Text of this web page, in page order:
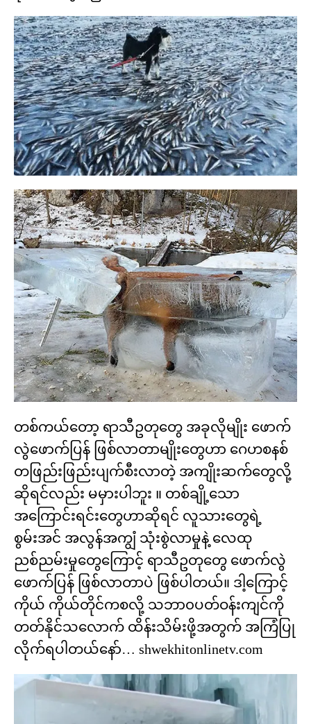
တစ်ကယ်တော့ ရာသီဥတုတွေ အခုလိုမျိုး ဖောက်
လွဲဖောက်ပြန် ဖြစ်လာတာမျိုးတွေဟာ ဂေဟစနစ်
တဖြည်းဖြည်းပျက်စီးလာတဲ့ အကျိုးဆက်တွေလို့
ဆိုရင်လည်း မမှားပါဘူး ။ တစ်ချို့သော
အကြောင်းရင်းတွေဟာဆိုရင် လူသားတွေရဲ့
စွမ်းအင် အလွန်အကျွံ သုံးစွဲလာမှုနဲ့ လေထု
ညစ်ညမ်းမှုတွေကြောင့် ရာသီဥတုတွေ ဖောက်လွဲ
ဖောက်ပြန် ဖြစ်လာတာပဲ ဖြစ်ပါတယ်။ ဒါ့ကြောင့်
ကိုယ် ကိုယ်တိုင်ကစလို့ သဘာ၀ပတ်ဝန်းကျင်ကို
တတ်နိုင်သလောက် ထိန်းသိမ်းဖို့အတွက် အကြံပြု
လိုက်ရပါတယ်နော်… shwekhitonlinetv.com